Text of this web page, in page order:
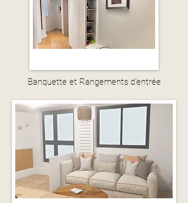
Banquette et Rangements d'entrée